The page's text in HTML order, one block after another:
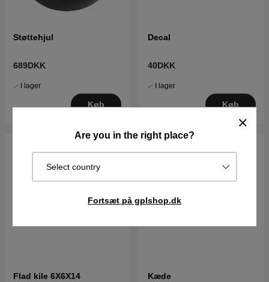
Are you in the right place?
Select country
Fortsæt på gplshop.dk
Støttehjul
689DKK
I lager
Køb
Decal
40DKK
I lager
Køb
Flad kile 6X6X14 Kæde